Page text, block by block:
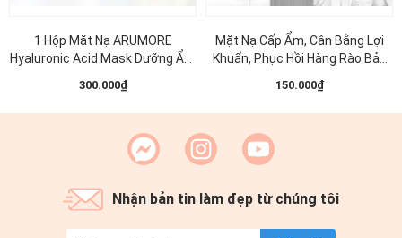
1 Hộp Mặt Nạ ARUMORE
Hyaluronic Acid Mask Dưỡng Ẩm
Làm Sáng Đều Màu Da 23ML (
Xanh Dương )
300.000₫
Mặt Nạ Cấp Ẩm, Cân Bằng Lợi
Khuẩn, Phục Hồi Hàng Rào Bảo
Vệ Da MD CARE NMF SKIN
Protection Premium Mask 30ml
(1 miếng )
150.000₫
Nhận bản tin làm đẹp từ chúng tôi